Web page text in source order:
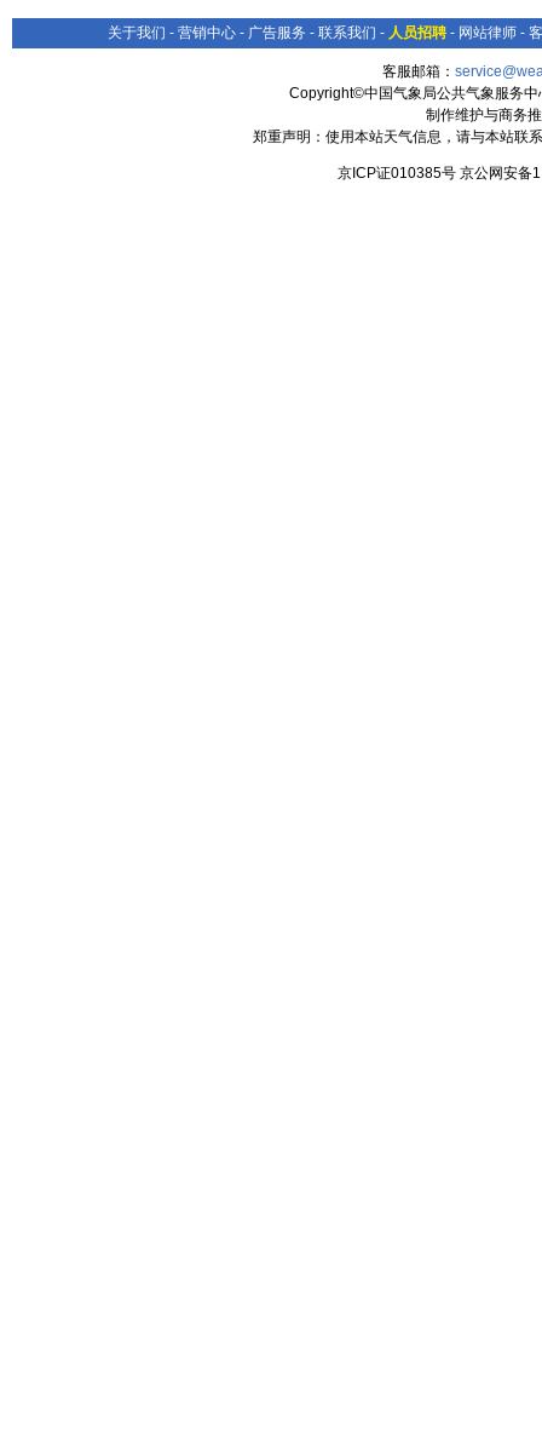
关于我们 - 营销中心 - 广告服务 - 联系我们 - 人员招聘 - 网站律师 -
客服邮箱：
Copyright©中国气象局公共气象服务
制作维护与商务
郑重声明：使用本站天气信息，请与本站联
京ICP证010385号 京公网安备